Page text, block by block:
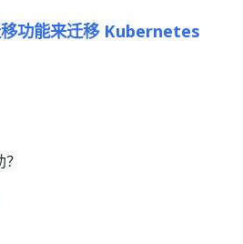
功能来迁移 Kubernetes